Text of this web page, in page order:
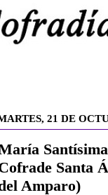
21 DE
Santa
Amparo)